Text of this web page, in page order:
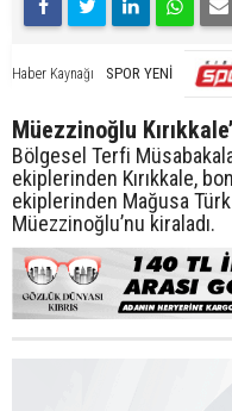
Haber Kaynağı SPOR YENİ
Müezzinoğlu
Bölgesel Terfi
ekiplerinden Kırıkkale,
ekiplerinden Mağusa
Müezzinoğlu’nu kiraladı.